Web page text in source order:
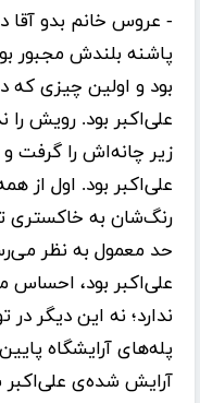
- عروس خانم بدو آقا
پاشنه بلندش مجبور
بود و اولین چیزی
علی‌اکبر بود. رویش
زیر چانه‌اش را گرفت
علی‌اکبر بود. اول از
رنگ‌شان به خاکستری
حد معمول به نظر
علی‌اکبر بود، احساس
ندارد؛ نه این دیگر در
پله‌های آرایشگاه
آرایش شده‌ی علی‌اکبر